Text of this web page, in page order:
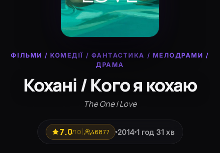
ФІЛЬМИ /КОМЕДІЇ / ФАНТАСТИКА / МЕЛОДРАМИ /
ДРАМА
Кохані / Кого я кохаю
The One I Love
7.0/10 46877 2014 1 год 31 хв